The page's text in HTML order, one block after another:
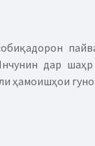
дар
ҳамоишҳои